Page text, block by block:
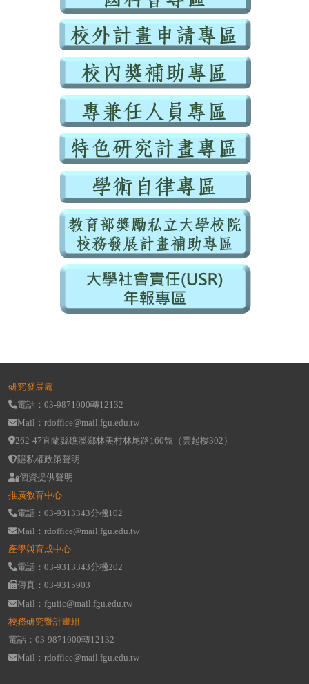
研究發展處
電話：03-9871000轉12132
Mail：rdoffice@mail.fgu.edu.tw
262-47宜蘭縣礁溪鄉林美村林尾路160號（雲起樓302）
隱私權政策聲明
個資提供聲明
推廣教育中心
電話：03-9313343分機102
Mail：rdoffice@mail.fgu.edu.tw
產學與育成中心
電話：03-9313343分機202
傳真：03-9315903
Mail：fguiic@mail.fgu.edu.tw
校務研究暨計畫組
電話：03-9871000轉12132
Mail：rdoffice@mail.fgu.edu.tw